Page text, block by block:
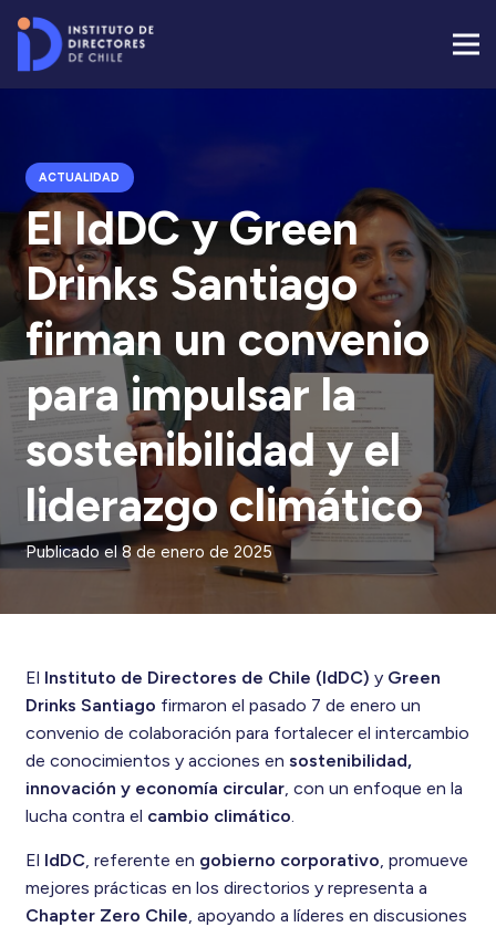
ACTUALIDAD
El IdDC y Green
Drinks Santiago
firman un convenio
para impulsar la
sostenibilidad y el
liderazgo climático
Publicado el8 de enero de 2025
El Instituto de Directores de Chile (IdDC) y Green
Drinks Santiago firmaron el pasado 7 de enero un
convenio de colaboración para fortalecer el intercambio
de conocimientos y acciones en sostenibilidad,
innovación y economía circular, con un enfoque en la
lucha contra el cambio climático.
El IdDC, referente en gobierno corporativo, promueve
mejores prácticas en los directorios y representa a
Chapter Zero Chile, apoyando a líderes en discusiones